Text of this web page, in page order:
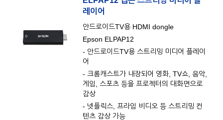
레이어
안드로이드TV용 HDMI dongle
Epson ELPAP12
- 안드로이드TV용 스트리밍 미디어 플레이
어
- 크롬캐스트가 내장되어 영화, TV쇼, 음악,
게임, 스포츠 등을 프로젝터의 대화면으로
감상
- 넷플릭스, 프라임 비디오 등 스트리밍 컨
텐츠 감상 가능